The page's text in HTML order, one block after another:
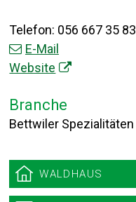
Telefon: 056 667 35 83
E-Mail
Website
Branche
Bettwiler Spezialitäten
Sidebar
WALDHAUS